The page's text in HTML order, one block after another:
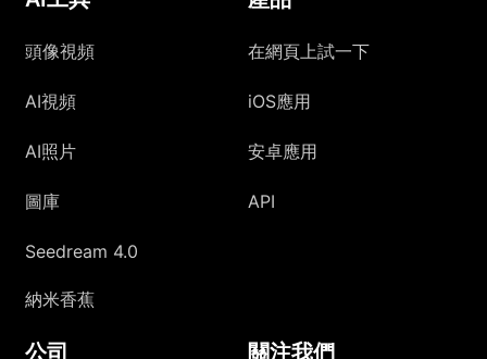
頭像視頻
AI視頻
AI照片
圖庫
Seedream 4.0
納米香蕉
在網頁上試一下
iOS應用
安卓應用
API
公司 關注我們